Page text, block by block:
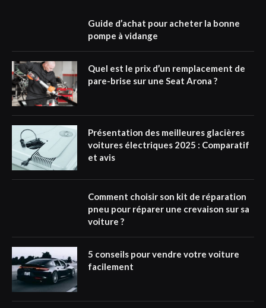
Guide d’achat pour acheter la bonne
pompe à vidange
Quel est le prix d’un remplacement de
pare-brise sur une Seat Arona ?
Présentation des meilleures glacières
voitures électriques 2025 : Comparatif
et avis
Comment choisir son kit de réparation
pneu pour réparer une crevaison sur sa
voiture ?
5 conseils pour vendre votre voiture
facilement